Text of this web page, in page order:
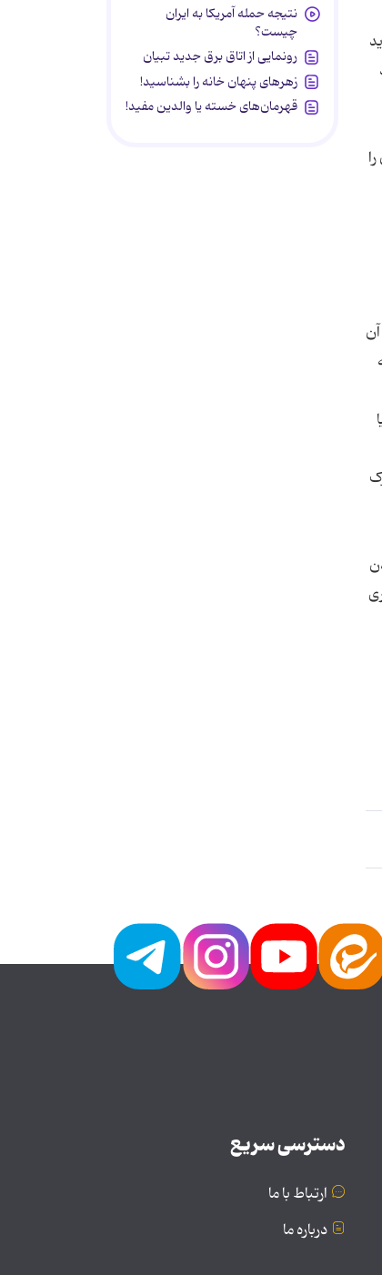
را
یا
تحرک
نتیجه حمله آمریکا به ایران
چیست؟
رونمایی از اتاق برق جدید تبیان
زهرهای پنهان خانه را بشناسید!
قهرمان‌های خسته یا والدین مفید!
دسترسی سریع
ارتباط با ما
درباره ما